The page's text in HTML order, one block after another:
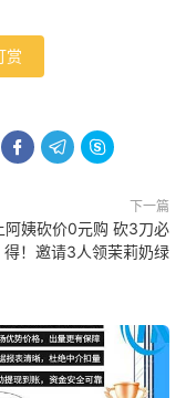
赏
  
下一篇
阿姨砍价0元购 砍3刀必
得！邀请3人领茉莉奶绿